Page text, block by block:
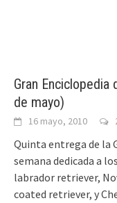
Gran
de mayo)
16 mayo, 2010
Quinta entrega de la
semana dedicada a
labrador retriever,
coated retriever, y